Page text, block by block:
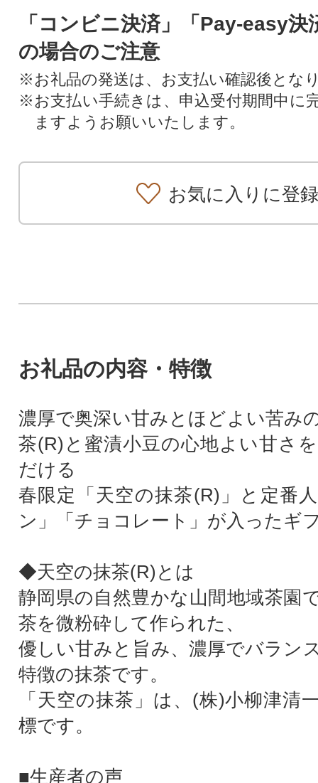
「コンビニ決済」「Pay-easy決
の場合のご注意
※お礼品の発送は、お支払い確認後とな
※お支払い手続きは、申込受付期間中に
ますようお願いいたします。
お気に入りに登録
お礼品の内容・特徴
濃厚で奥深い甘みとほどよい苦み
茶(R)と蜜漬小豆の心地よい甘さ
だける
春限定「天空の抹茶(R)」と定番
ン」「チョコレート」が入ったギ
◆天空の抹茶(R)とは
静岡県の自然豊かな山間地域茶園
茶を微粉砕して作られた、
優しい甘みと旨み、濃厚でバラン
特徴の抹茶です。
「天空の抹茶」は、(株)小柳津清
標です。
■生産者の声